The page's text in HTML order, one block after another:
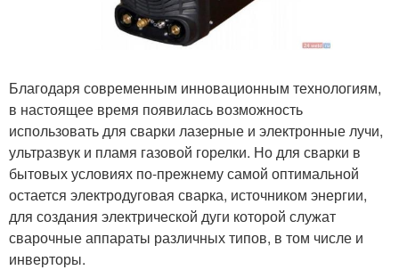
Благодаря современным инновационным технологиям,
в настоящее время появилась возможность
использовать для сварки лазерные и электронные лучи,
ультразвук и пламя газовой горелки. Но для сварки в
бытовых условиях по-прежнему самой оптимальной
остается электродуговая сварка, источником энергии,
для создания электрической дуги которой служат
сварочные аппараты различных типов, в том числе и
инверторы.